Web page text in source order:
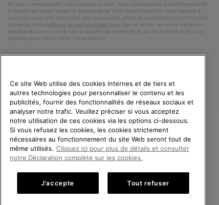
En nous communiquant votre adresse e-mail, vous vous inscrivez à notre newsletter
et bénéficiez d’une remise de bienvenue de 15 %. Nous utiliserons votre adresse e-
mail pour vous tenir informé(e) des nouveautés, offres et événements promotionnels.
Consultez notre politique de confidentialité pour plus de détails sur notre traitement
des données vous concernant à des fins de marketing et sur les moyens dont vous
disposez pour retirer votre consentement.
France
©2026 SOREL. Tous droits réservés.
Conditions Générales de Vente Garanties Légales
Impressum Public CBCR
BIENVENUE CHEZ SOREL.
VEUILLEZ SÉLECTIONNER
VOTRE PAYS DE LIVRAISON.
Achats en ligne disponibles
Ce site Web utilise des cookies internes et de tiers et
autres technologies pour personnaliser le contenu et les
publicités, fournir des fonctionnalités de réseaux sociaux et
analyser notre trafic. Veuillez préciser si vous acceptez
notre utilisation de ces cookies via les options ci-dessous.
Si vous refusez les cookies, les cookies strictement
nécessaires au fonctionnement du site Web seront tout de
même utilisés. Cliquez ici pour plus de détails et consulter
notre Déclaration complète sur les cookies.
J’accepte Tout refuser